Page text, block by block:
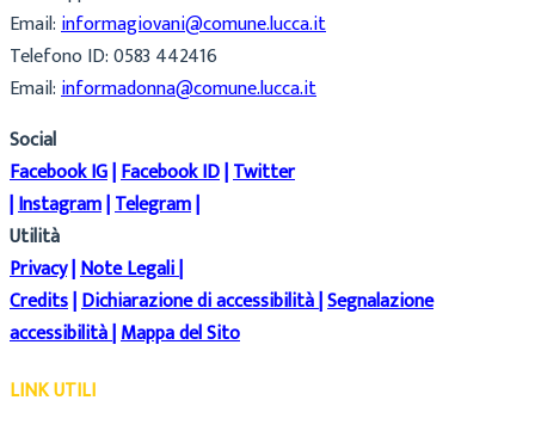
Email:informagiovani@comune.lucca.it
Telefono ID: 0583 442416
Email:informadonna@comune.lucca.it
Social
Facebook IG|Facebook ID|Twitter
|Instagram|Telegram|
Utilità
Privacy|Note Legali|
Credits|Dichiarazione di accessibilità|Segnalazione
accessibilità|Mappa del Sito
LINK UTILI